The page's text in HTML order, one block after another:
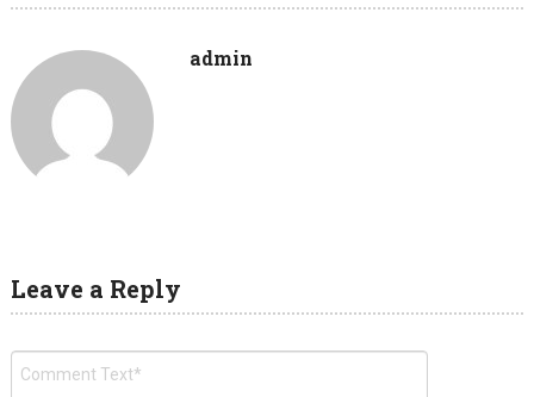
admin
Leave a Reply